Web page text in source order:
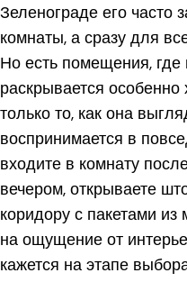
Зеленограде его часто
комнаты, а сразу для
Но есть помещения, где
раскрывается
только то, как она
воспринимается в
входите в комнату
вечером, открываете
коридору с пакетами
на ощущение от
кажется на этапе